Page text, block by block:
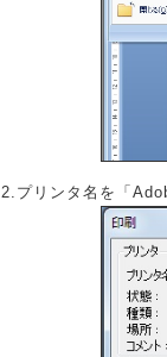
2.プリンタ名を「